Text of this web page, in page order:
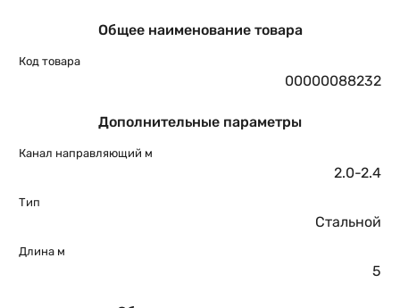
Общее наименование товара
Код товара
00000088232
Дополнительные параметры
Канал направляющий м
2.0-2.4
Тип
Стальной
Длина м
5